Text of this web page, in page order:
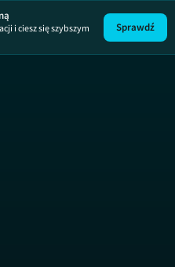
i ciesz się szybszym
Sprawdź